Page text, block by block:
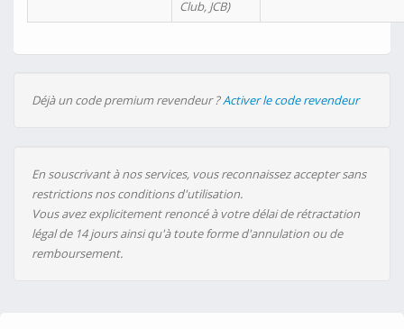
Club, JCB)
Déjà un code premium revendeur ?Activer le code revendeur
En souscrivant à nos services, vous reconnaissez accepter sans
restrictions nos conditions d'utilisation.
Vous avez explicitement renoncé à votre délai de rétractation
légal de 14 jours ainsi qu'à toute forme d'annulation ou de
remboursement.